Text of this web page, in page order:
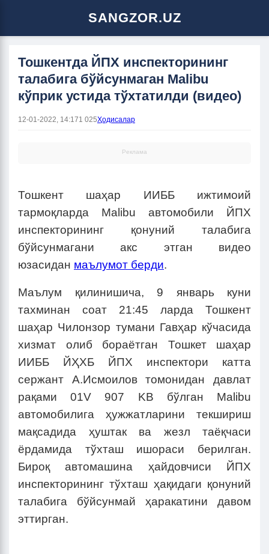
SANGZOR.UZ
Тошкентда ЙПХ инспекторининг
талабига бўйсунмаган Malibu
кўприк устида тўхтатилди (видео)
12-01-2022, 14:171 025Ҳодисалар
Реклама
Тошкент шаҳар ИИББ ижтимоий
тармоқларда Malibu автомобили ЙПХ
инспекторининг қонуний талабига
бўйсунмагани акс этган видео
юзасидан маълумот берди.
Маълум қилинишича, 9 январь куни
тахминан соат 21:45 ларда Тошкент
шаҳар Чилонзор тумани Гавҳар кўчасида
хизмат олиб бораётган Тошкет шаҳар
ИИББ ЙҲХБ ЙПХ инспектори катта
сержант А.Исмоилов томонидан давлат
рақами 01V 907 KB бўлган Malibu
автомобилига ҳужжатларини текшириш
мақсадида ҳуштак ва жезл таёқчаси
ёрдамида тўхташ ишораси берилган.
Бироқ автомашина ҳайдовчиси ЙПХ
инспекторининг тўхташ ҳақидаги қонуний
талабига бўйсунмай ҳаракатини давом
эттирган.